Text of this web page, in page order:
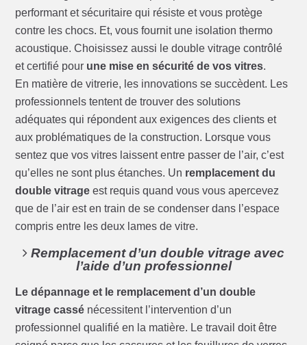
performant et sécuritaire qui résiste et vous protège
contre les chocs. Et, vous fournit une isolation thermo
acoustique. Choisissez aussi le double vitrage contrôlé
et certifié pour une mise en sécurité de vos vitres.
En matière de vitrerie, les innovations se succèdent. Les
professionnels tentent de trouver des solutions
adéquates qui répondent aux exigences des clients et
aux problématiques de la construction. Lorsque vous
sentez que vos vitres laissent entre passer de l’air, c’est
qu’elles ne sont plus étanches. Un remplacement du
double vitrage est requis quand vous vous apercevez
que de l’air est en train de se condenser dans l’espace
compris entre les deux lames de vitre.
Remplacement d’un double vitrage avec
l’aide d’un professionnel
Le dépannage et le remplacement d’un double
vitrage cassé nécessitent l’intervention d’un
professionnel qualifié en la matière. Le travail doit être